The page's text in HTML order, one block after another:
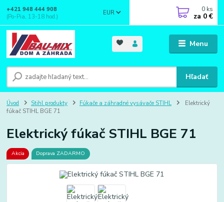
Menu
EUR
Hľadať
+421 948 444 908
(Po-Pia, 13-18 hod.)
0 ks
za 0 €
Úvod Stihl produkty Fúkače a záhradné vysávače STIHL
Elektrický
fúkač STIHL BGE 71
Elektrický fúkač STIHL BGE 71
Akcia Doprava ZADARMO